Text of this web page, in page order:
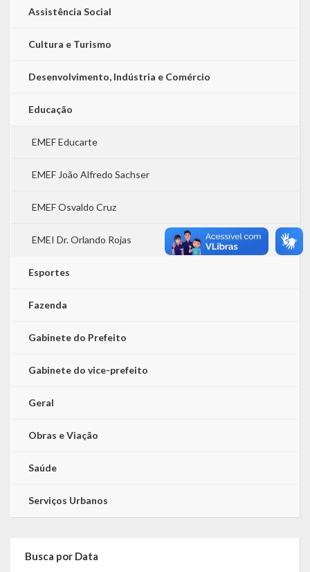
Assistência Social
Cultura e Turismo
Desenvolvimento, Indústria e Comércio
Educação
EMEF Educarte
EMEF João Alfredo Sachser
EMEF Osvaldo Cruz
EMEI Dr. Orlando Rojas
Esportes
Fazenda
Gabinete do Prefeito
Gabinete do vice-prefeito
Geral
Obras e Viação
Saúde
Serviços Urbanos
Busca por Data